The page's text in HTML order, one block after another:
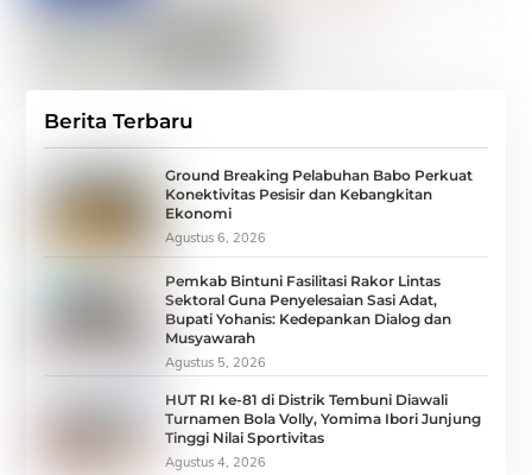
Berita Terbaru
Ground Breaking Pelabuhan Babo Perkuat
Konektivitas Pesisir dan Kebangkitan
Ekonomi
Agustus 6, 2026
Pemkab Bintuni Fasilitasi Rakor Lintas
Sektoral Guna Penyelesaian Sasi Adat,
Bupati Yohanis: Kedepankan Dialog dan
Musyawarah
Agustus 5, 2026
HUT RI ke-81 di Distrik Tembuni Diawali
Turnamen Bola Volly, Yomima Ibori Junjung
Tinggi Nilai Sportivitas
Agustus 4, 2026